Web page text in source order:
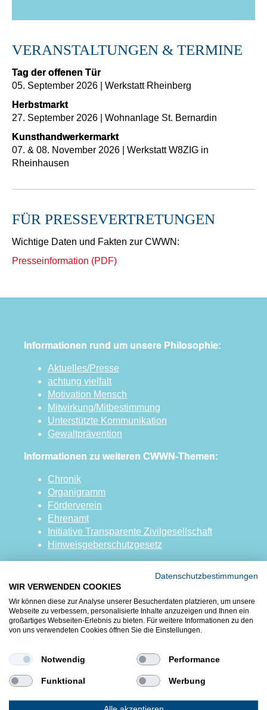
VERANSTALTUNGEN & TERMINE
Tag der offenen Tür
05. September 2026 | Werkstatt Rheinberg
Herbstmarkt
27. September 2026 | Wohnanlage St. Bernardin
Kunsthandwerkermarkt
07. & 08. November 2026 | Werkstatt W8ZIG in
Rheinhausen
FÜR PRESSEVERTRETUNGEN
Wichtige Daten und Fakten zur CWWN:
Presseinformation (PDF)
Informationen rund um unsere Philosophie:
Aktuelles/Presse
achtung vielfalt
Motivation Mensch
Mitwirkung/Mitbestimmung
Unterstützte Kommunikation
Gewaltprävention
Informationen zu weiteren CWWN-Themen:
Chronik
Organigramm
Förderverein
Ehrenamt
Initiative Transparente Zivilgesellschaft
Hinweisgeberschutzgesetz
Impressum
Datenschutz
Datenschutzbestimmungen
WIR VERWENDEN COOKIES
Wir können diese zur Analyse unserer Besucherdaten platzieren, um unsere
Webseite zu verbessern, personalisierte Inhalte anzuzeigen und Ihnen ein
großartiges Webseiten-Erlebnis zu bieten. Für weitere Informationen zu den
von uns verwendeten Cookies öffnen Sie die Einstellungen.
Notwendig Performance
Funktional Werbung